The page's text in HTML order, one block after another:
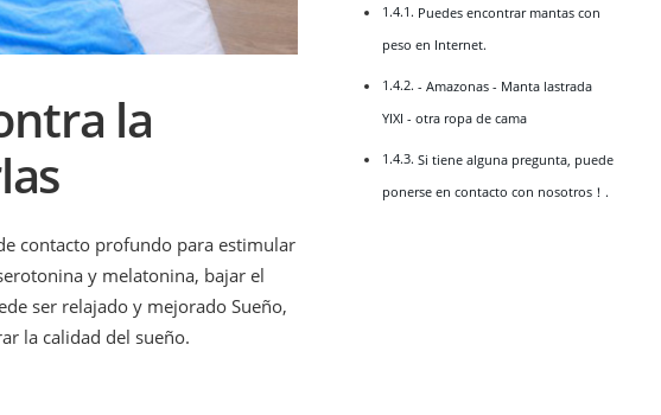
la
contacto profundo para estimular
y melatonina, bajar el
ser relajado y mejorado Sueño,
la calidad del sueño.
Puedes encontrar mantas con
peso en Internet.
- Amazonas - Manta lastrada
YIXI - otra ropa de cama
Si tiene alguna pregunta, puede
ponerse en contacto con nosotros！.